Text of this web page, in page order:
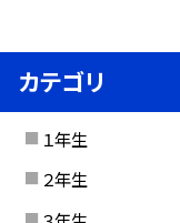
カテゴリ
１年生
２年生